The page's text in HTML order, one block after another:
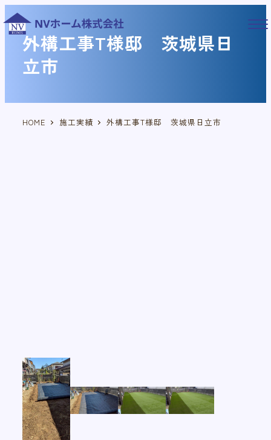
メ
イ
外構工事T様邸 茨城県日
立市
HOME 施工実績 外構工事T様邸 茨城県日立市